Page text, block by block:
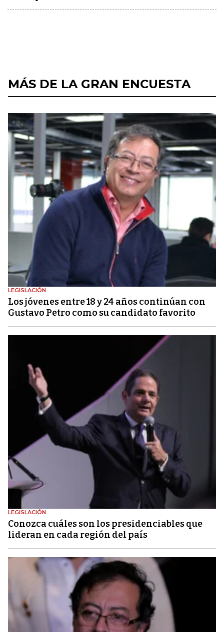
MÁS DE LA GRAN ENCUESTA
LEGISLACIÓN
Los jóvenes entre 18 y 24 años continúan con
Gustavo Petro como su candidato favorito
LEGISLACIÓN
Conozca cuáles son los presidenciables que
lideran en cada región del país